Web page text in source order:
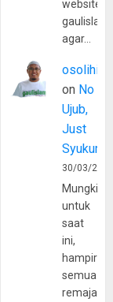
website
agar…
osolihin
on No
Ujub,
Just
Syukur
30/03/
Mungkin
untuk
saat
ini,
hampir
semua
remaja